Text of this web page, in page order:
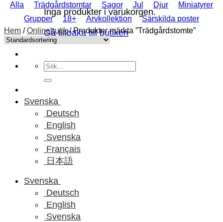
Inga produkter i varukorgen.
Gå tillbaka till butiken
Sök
efter:
Svenska
Deutsch
English
Svenska
Français
日本語
Svenska
Deutsch
English
Svenska
Alla Trädgårdstomtar Sagor Jul Djur
Miniatyrer
Grupper
18+ Arvkollektion
Särskilda poster
Hem / Onlinebutik /Produkter märkta ”Trädgårdstomte”